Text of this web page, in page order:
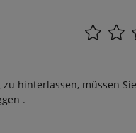
hinterlassen, müssen
.